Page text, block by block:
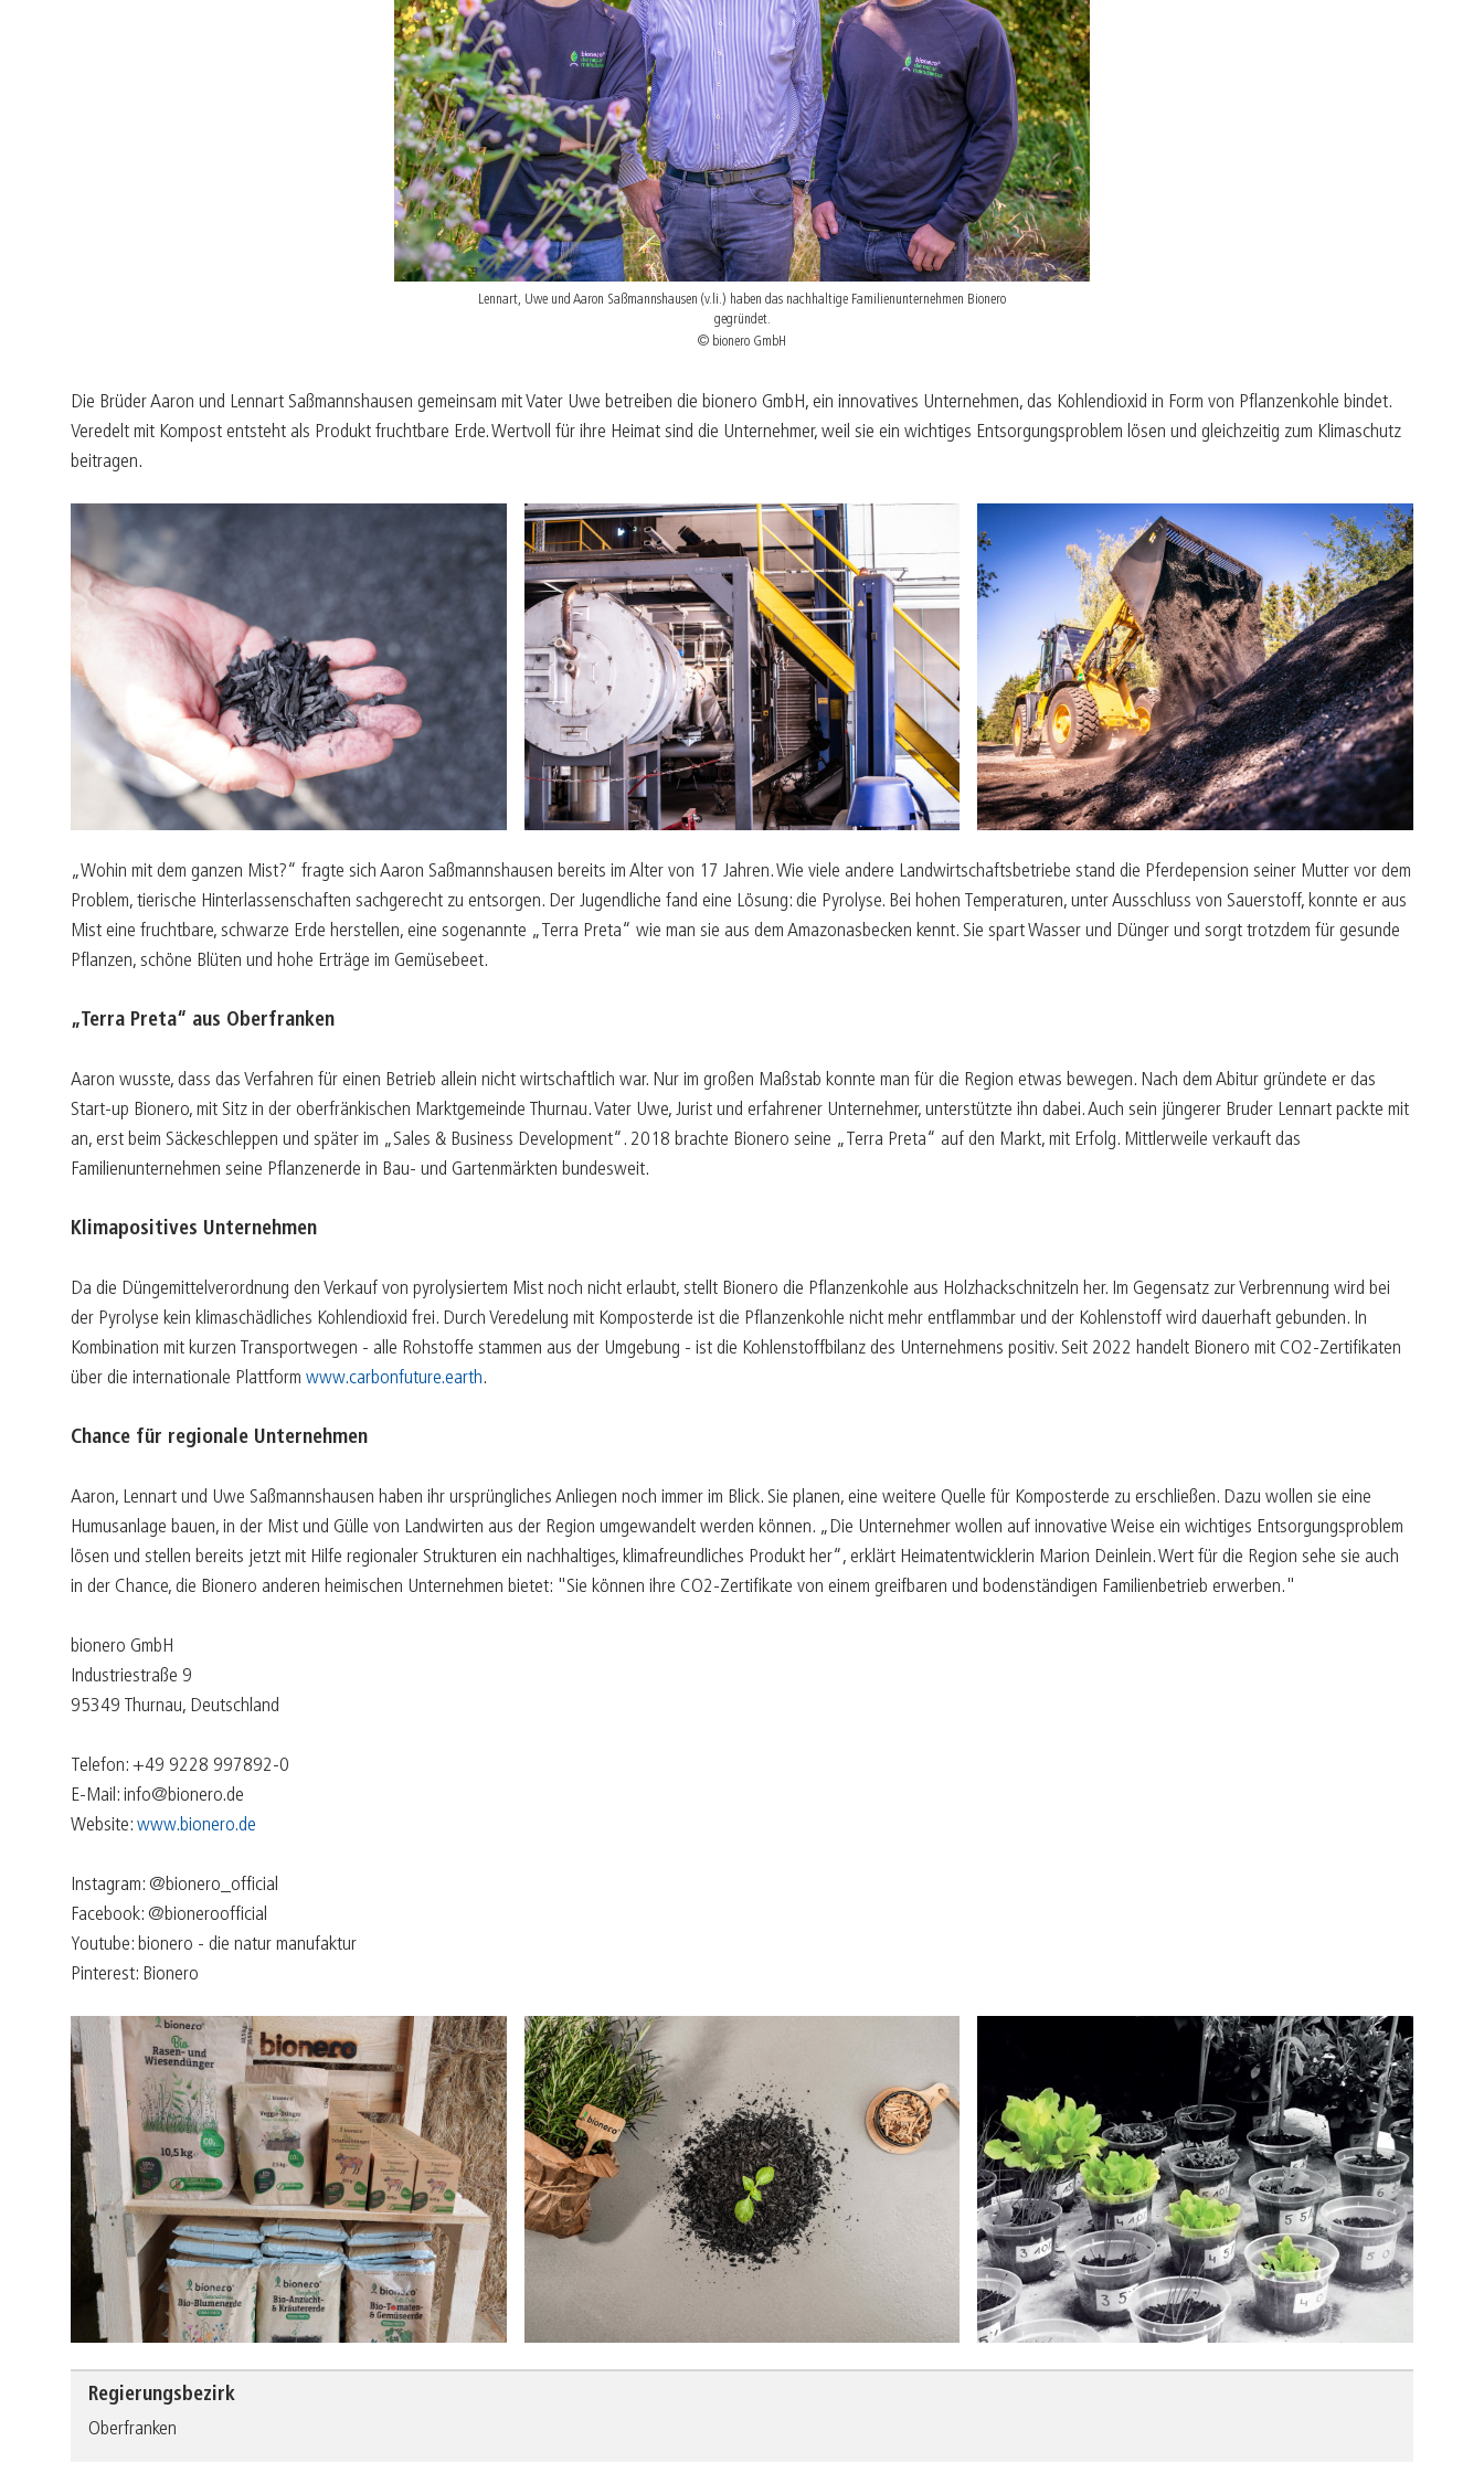
04/25 Kultur belebt
03/25 Kapital mit Seele
02/25 Entrepreneur sein
01/25 Freiraum gestalten
Lennart, Uwe und Aaron Saßmannshausen (v.li.) haben das nachhaltige Familienunternehmen Bionero
gegründet.
© bionero GmbH
Die Brüder Aaron und Lennart Saßmannshausen gemeinsam mit Vater Uwe betreiben die bionero GmbH, ein innovatives Unternehmen, das Kohlendioxid in Form von Pflanzenkohle bindet.
Veredelt mit Kompost entsteht als Produkt fruchtbare Erde. Wertvoll für ihre Heimat sind die Unternehmer, weil sie ein wichtiges Entsorgungsproblem lösen und gleichzeitig zum Klimaschutz
beitragen.
„Wohin mit dem ganzen Mist?“ fragte sich Aaron Saßmannshausen bereits im Alter von 17 Jahren. Wie viele andere Landwirtschaftsbetriebe stand die Pferdepension seiner Mutter vor dem
Problem, tierische Hinterlassenschaften sachgerecht zu entsorgen. Der Jugendliche fand eine Lösung: die Pyrolyse. Bei hohen Temperaturen, unter Ausschluss von Sauerstoff, konnte er aus
Mist eine fruchtbare, schwarze Erde herstellen, eine sogenannte „Terra Preta“ wie man sie aus dem Amazonasbecken kennt. Sie spart Wasser und Dünger und sorgt trotzdem für gesunde
Pflanzen, schöne Blüten und hohe Erträge im Gemüsebeet.
„Terra Preta“ aus Oberfranken
Aaron wusste, dass das Verfahren für einen Betrieb allein nicht wirtschaftlich war. Nur im großen Maßstab konnte man für die Region etwas bewegen. Nach dem Abitur gründete er das
Start-up Bionero, mit Sitz in der oberfränkischen Marktgemeinde Thurnau. Vater Uwe, Jurist und erfahrener Unternehmer, unterstützte ihn dabei. Auch sein jüngerer Bruder Lennart packte mit
an, erst beim Säckeschleppen und später im „Sales & Business Development“. 2018 brachte Bionero seine „Terra Preta“ auf den Markt, mit Erfolg. Mittlerweile verkauft das
Familienunternehmen seine Pflanzenerde in Bau- und Gartenmärkten bundesweit.
Klimapositives Unternehmen
Da die Düngemittelverordnung den Verkauf von pyrolysiertem Mist noch nicht erlaubt, stellt Bionero die Pflanzenkohle aus Holzhackschnitzeln her. Im Gegensatz zur Verbrennung wird bei
der Pyrolyse kein klimaschädliches Kohlendioxid frei. Durch Veredelung mit Komposterde ist die Pflanzenkohle nicht mehr entflammbar und der Kohlenstoff wird dauerhaft gebunden. In
Kombination mit kurzen Transportwegen - alle Rohstoffe stammen aus der Umgebung - ist die Kohlenstoffbilanz des Unternehmens positiv. Seit 2022 handelt Bionero mit CO2-Zertifikaten
über die internationale Plattform www.carbonfuture.earth.
Chance für regionale Unternehmen
Aaron, Lennart und Uwe Saßmannshausen haben ihr ursprüngliches Anliegen noch immer im Blick. Sie planen, eine weitere Quelle für Komposterde zu erschließen. Dazu wollen sie eine
Humusanlage bauen, in der Mist und Gülle von Landwirten aus der Region umgewandelt werden können. „Die Unternehmer wollen auf innovative Weise ein wichtiges Entsorgungsproblem
lösen und stellen bereits jetzt mit Hilfe regionaler Strukturen ein nachhaltiges, klimafreundliches Produkt her“, erklärt Heimatentwicklerin Marion Deinlein. Wert für die Region sehe sie auch
in der Chance, die Bionero anderen heimischen Unternehmen bietet: "Sie können ihre CO2-Zertifikate von einem greifbaren und bodenständigen Familienbetrieb erwerben."
bionero GmbH
Industriestraße 9
95349 Thurnau, Deutschland
Telefon: +49 9228 997892-0
E-Mail: info@bionero.de
Website: www.bionero.de
Instagram: @bionero_official
Facebook: @bioneroofficial
Youtube: bionero - die natur manufaktur
Pinterest: Bionero
Regierungsbezirk
Oberfranken